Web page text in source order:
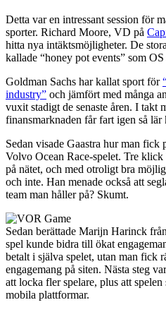
Detta var en intressant session för
sporter. Richard Moore, VD på
hitta nya intäktsmöjligheter. De
kallade “honey pot events” som
Goldman Sachs har kallat sport för
industry” och jämfört med många
vuxit stadigt de senaste åren. I takt
finansmarknaden får fart igen så
Sedan visade Gaastra hur man fick
Volvo Ocean Race-spelet. Tre
på nätet, och med otroligt bra
och inte. Han menade också att
team man håller på? Skumt.
Sedan berättade Marijn Harinck
spel kunde bidra till ökat
betalt i själva spelet, utan man fick
engagemang på siten. Nästa steg
att locka fler spelare, plus att
mobila plattformar.